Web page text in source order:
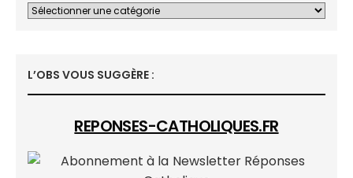
L’OBS VOUS SUGGÈRE :
REPONSES-CATHOLIQUES.FR